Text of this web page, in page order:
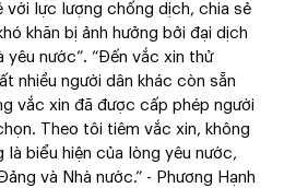
với lực lượng chống dịch, chia sẻ
khăn bị ảnh hưởng bởi đại dịch
yêu nước”. “Đến vắc xin thử
nhiều người dân khác còn sẵn
vắc xin đã được cấp phép người
Theo tôi tiêm vắc xin, không
là biểu hiện của lòng yêu nước,
và Nhà nước.” - Phương Hạnh